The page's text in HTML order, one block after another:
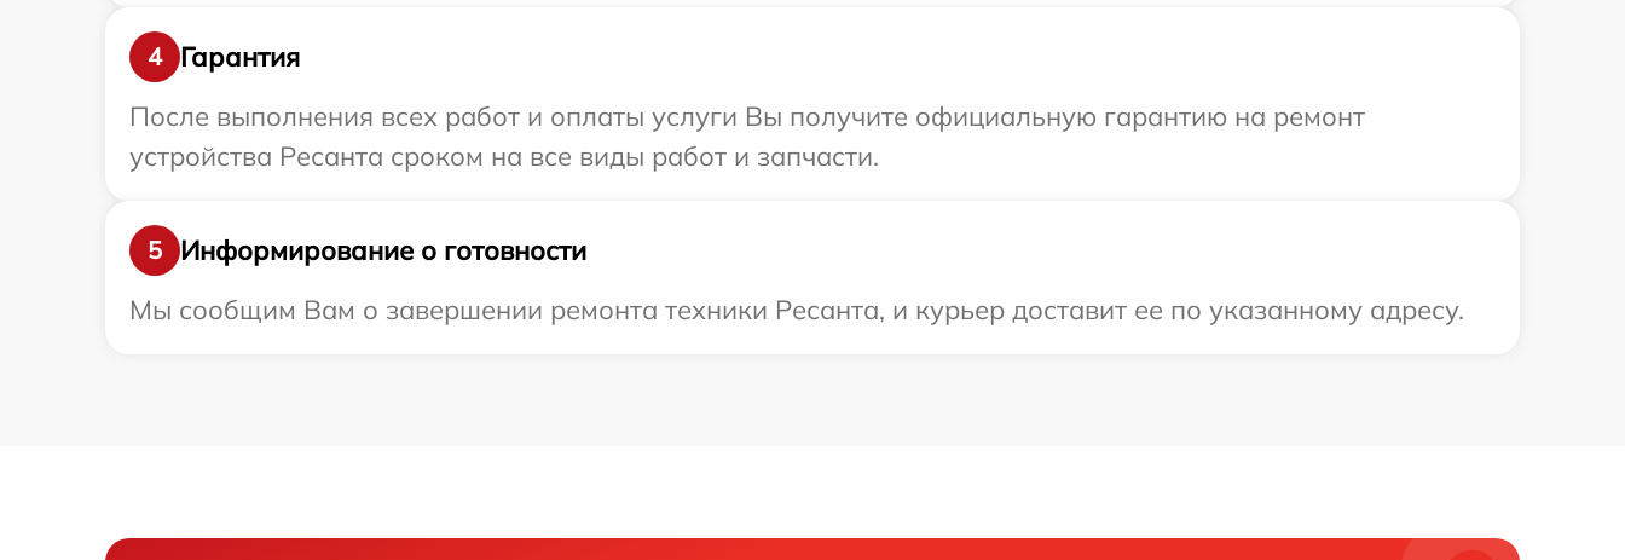
4
Гарантия
После выполнения всех работ и оплаты услуги Вы получите официальную гарантию на ремонт
устройства Ресанта сроком на все виды работ и запчасти.
5
Информирование о готовности
Мы сообщим Вам о завершении ремонта техники Ресанта, и курьер доставит ее по указанному адресу.